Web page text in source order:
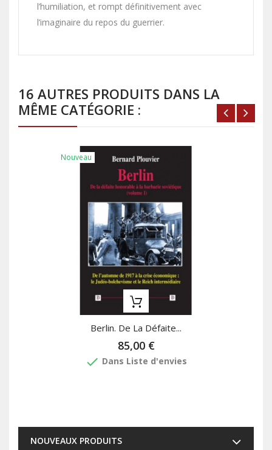
l’humiliation, et rompt définitivement avec
l’imaginaire du repos du guerrier.
16 AUTRES PRODUITS DANS LA
MÊME CATÉGORIE :
Nouveau
Berlin. De La Défaite...
85,00 €
done Dans Liste d'envies
NOUVEAUX PRODUITS